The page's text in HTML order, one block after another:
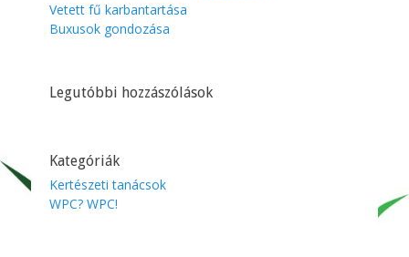
Vetett fű karbantartása
Buxusok gondozása
Legutóbbi hozzászólások
Kategóriák
Kertészeti tanácsok
WPC? WPC!